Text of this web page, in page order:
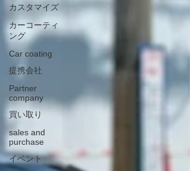
カスタマイズ
カーコーティ
ング
Car coating
提携会社
Partner
company
買い取り
sales and
purchase
イベント